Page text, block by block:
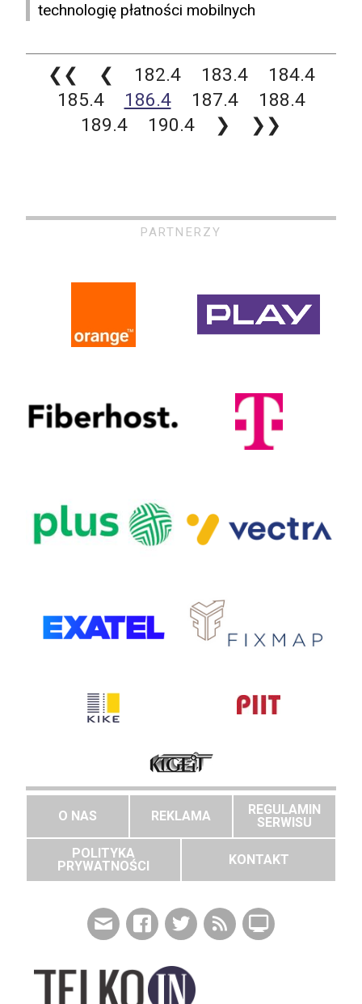
technologię płatności mobilnych
❮❮ ❮ 182.4 183.4
184.4
185.4
186.4 187.4
188.4
189.4
190.4 ❯ ❯❯
PARTNERZY
O NAS REKLAMA
REGULAMIN
SERWISU
POLITYKA
PRYWATNOŚCI
KONTAKT